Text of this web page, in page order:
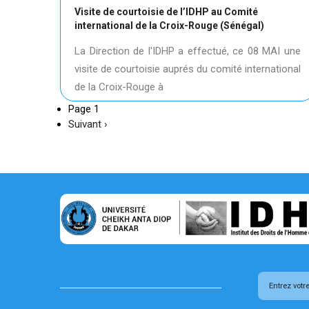
Visite de courtoisie de l’IDHP au Comité
international de la Croix-Rouge (Sénégal)
La Direction de l'IDHP a effectué, ce 08 MAI une
visite de courtoisie auprés du comité international
de la Croix-Rouge à
Page 1
Page
Suivant ›